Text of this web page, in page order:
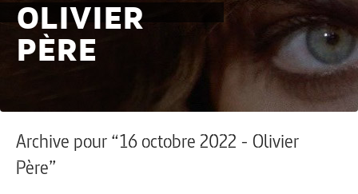
OLIVIER
PÈRE
Archive pour “16 octobre 2022 - Olivier
Père”